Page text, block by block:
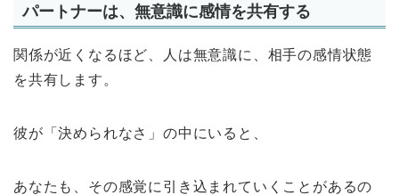
パートナーは、無意識に感情を共有する
関係が近くなるほど、人は無意識に、相手の感情状態
を共有します。
彼が「決められなさ」の中にいると、
あなたも、その感覚に引き込まれていくことがあるの